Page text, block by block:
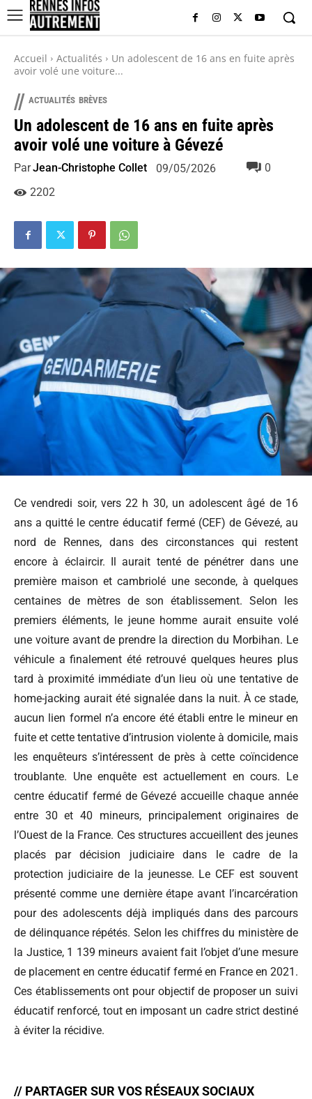
Accueil Actualités
Un adolescent de 16 ans en fuite après
avoir volé une voiture...
// ACTUALITÉS BRÈVES
Un adolescent de 16 ans en fuite après
avoir volé une voiture à Gévezé
ParJean-Christophe Collet 09/05/2026
0
2202
Ce vendredi soir, vers 22 h 30, un adolescent âgé de 16
ans a quitté le centre éducatif fermé (CEF) de Gévezé, au
nord de Rennes, dans des circonstances qui restent
encore à éclaircir. Il aurait tenté de pénétrer dans une
première maison et cambriolé une seconde, à quelques
centaines de mètres de son établissement. Selon les
premiers éléments, le jeune homme aurait ensuite volé
une voiture avant de prendre la direction du Morbihan. Le
véhicule a finalement été retrouvé quelques heures plus
tard à proximité immédiate d’un lieu où une tentative de
home-jacking aurait été signalée dans la nuit. À ce stade,
aucun lien formel n’a encore été établi entre le mineur en
fuite et cette tentative d’intrusion violente à domicile, mais
les enquêteurs s’intéressent de près à cette coïncidence
troublante. Une enquête est actuellement en cours. Le
centre éducatif fermé de Gévezé accueille chaque année
entre 30 et 40 mineurs, principalement originaires de
l’Ouest de la France. Ces structures accueillent des jeunes
placés par décision judiciaire dans le cadre de la
protection judiciaire de la jeunesse. Le CEF est souvent
présenté comme une dernière étape avant l’incarcération
pour des adolescents déjà impliqués dans des parcours
de délinquance répétés. Selon les chiffres du ministère de
la Justice, 1 139 mineurs avaient fait l’objet d’une mesure
de placement en centre éducatif fermé en France en 2021.
Ces établissements ont pour objectif de proposer un suivi
éducatif renforcé, tout en imposant un cadre strict destiné
à éviter la récidive.
// PARTAGER SUR VOS RÉSEAUX SOCIAUX